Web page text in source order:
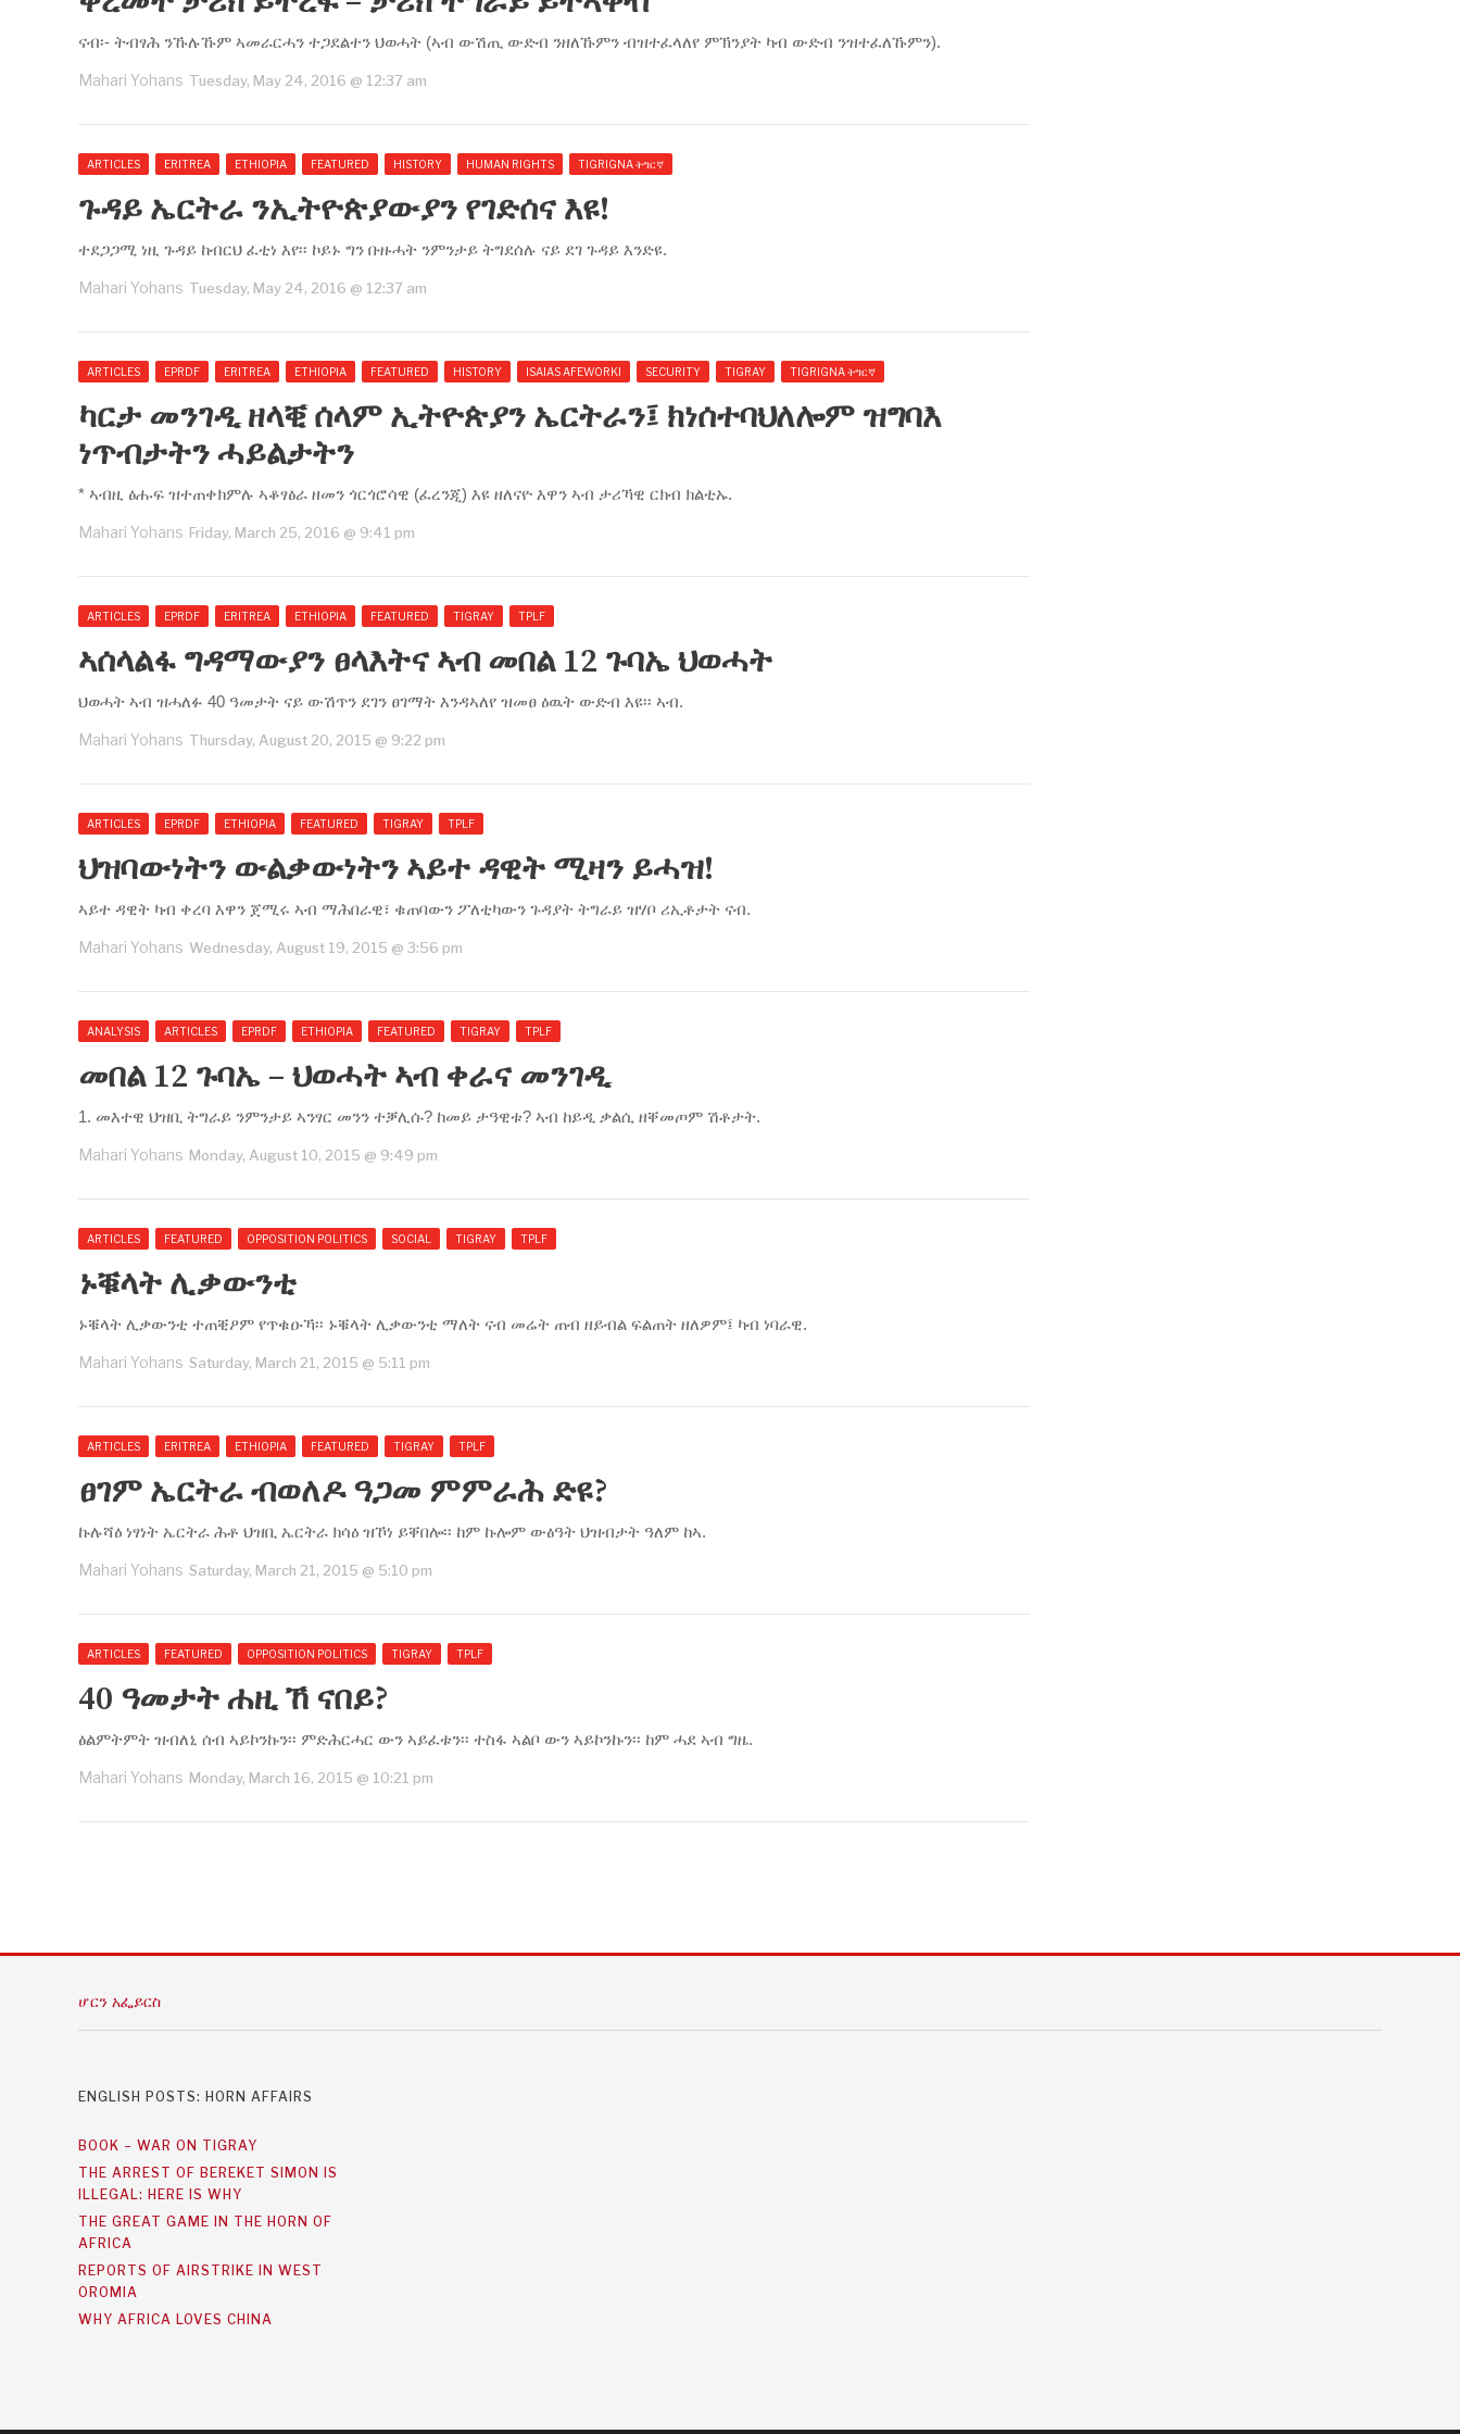
ናብ፡- ትብፃሕ ንኹሉኹም ኣመራርሓን ተጋደልተን ህወሓት (ኣብ ውሽጢ ውድብ ንዘለኹምን ብዝተፈላለየ ምኽንያት ካብ ውድብ ንዝተፈለኹምን).
Mahari Yohans Tuesday, May 24, 2016 @ 12:37 am
ARTICLES ERITREA ETHIOPIA FEATURED HISTORY HUMAN RIGHTS TIGRIGNA ትግርኛ
ጉዳይ ኤርትራ ንኢትዮጵያውያን የገድሰና እዩ!
ተደጋጋሚ ነዚ ጉዳይ ከብርህ ፈቲነ እየ፡፡ ኮይኑ ግን ቡዙሓት ንምንታይ ትግደሰሉ ናይ ደገ ጉዳይ እንድዩ.
Mahari Yohans Tuesday, May 24, 2016 @ 12:37 am
ARTICLES EPRDF ERITREA ETHIOPIA FEATURED HISTORY ISAIAS AFEWORKI SECURITY TIGRAY TIGRIGNA ትግርኛ
ካርታ መንገዲ ዘላቒ ሰላም ኢትዮጵያን ኤርትራን፤ ክነሰተባህለሎም ዝግባእ
ነጥብታትን ሓይልታትን
* ኣብዚ ፅሑፍ ዝተጠቀክምሉ ኣቆፃፅራ ዘመን ጎርጎሮሳዊ (ፈረንጂ) እዩ ዘለናዮ እዋን ኣብ ታሪኻዊ ርክብ ክልቲኡ.
Mahari Yohans Friday, March 25, 2016 @ 9:41 pm
ARTICLES EPRDF ERITREA ETHIOPIA FEATURED TIGRAY TPLF
ኣሰላልፋ ግዳማውያን ፀላእትና ኣብ መበል 12 ጉባኤ ህወሓት
ህወሓት ኣብ ዝሓለፉ 40 ዓመታት ናይ ውሽጥን ደገን ፀገማት እንዳኣለየ ዝመፀ ዕዉት ውድብ እዩ፡፡ ኣብ.
Mahari Yohans Thursday, August 20, 2015 @ 9:22 pm
ARTICLES EPRDF ETHIOPIA FEATURED TIGRAY TPLF
ህዝባውነትን ውልቃውነትን ኣይተ ዳዊት ሚዛን ይሓዝ!
ኣይተ ዳዊት ካብ ቀረባ እዋን ጀሚሩ ኣብ ማሕበራዊ፣ ቁጠባውን ፖለቲካውን ጉዳያት ትግራይ ዝሃቦ ሪኢቶታት ናብ.
Mahari Yohans Wednesday, August 19, 2015 @ 3:56 pm
ANALYSIS ARTICLES EPRDF ETHIOPIA FEATURED TIGRAY TPLF
መበል 12 ጉባኤ – ህወሓት ኣብ ቀራና መንገዲ
1. መእተዊ ህዝቢ ትግራይ ንምንታይ ኣንፃር መንን ተቓሊሱ? ከመይ ታዓዊቱ? ኣብ ከይዲ ቃልሲ ዘቐመጦም ሽቶታት.
Mahari Yohans Monday, August 10, 2015 @ 9:49 pm
ARTICLES FEATURED OPPOSITION POLITICS SOCIAL TIGRAY TPLF
ኑቑላት ሊቃውንቲ
ኑቑላት ሊቃውንቲ ተጠቒዖም የጥቁዑኻ፡፡ ኑቑላት ሊቃውንቲ ማለት ናብ መሬት ጠብ ዘይብል ፍልጠት ዘለዎም፤ ካብ ነባራዊ.
Mahari Yohans Saturday, March 21, 2015 @ 5:11 pm
ARTICLES ERITREA ETHIOPIA FEATURED TIGRAY TPLF
ፀገም ኤርትራ ብወለዶ ዓጋመ ምምራሕ ድዩ?
ኩሉሻዕ ነፃነት ኤርትራ ሕቶ ህዝቢ ኤርትራ ክሳዕ ዝኾነ ይቐበሎ፡፡ ከም ኩሎም ውፅዓት ህዝብታት ዓለም ከኣ.
Mahari Yohans Saturday, March 21, 2015 @ 5:10 pm
ARTICLES FEATURED OPPOSITION POLITICS TIGRAY TPLF
40 ዓመታት ሐዚ ኸ ናበይ?
ፅልምትምት ዝብለኒ ሰብ ኣይኮንኩን፡፡ ምድሕርሓር ውን ኣይፈቱን፡፡ ተስፋ ኣልቦ ውን ኣይኮንኩን፡፡ ከም ሓደ ኣብ ግዜ.
Mahari Yohans Monday, March 16, 2015 @ 10:21 pm
ሆርን አፌይርስ
ENGLISH POSTS: HORN AFFAIRS
BOOK – WAR ON TIGRAY
THE ARREST OF BEREKET SIMON IS
ILLEGAL: HERE IS WHY
THE GREAT GAME IN THE HORN OF
AFRICA
REPORTS OF AIRSTRIKE IN WEST
OROMIA
WHY AFRICA LOVES CHINA